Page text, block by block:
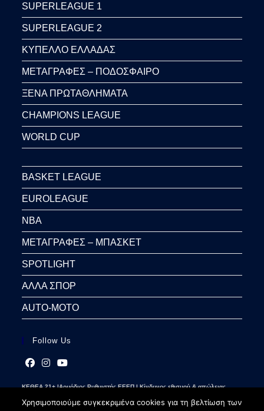
SUPERLEAGUE 1
SUPERLEAGUE 2
ΚΥΠΕΛΛΟ ΕΛΛΑΔΑΣ
ΜΕΤΑΓΡΑΦΕΣ – ΠΟΔΟΣΦΑΙΡΟ
ΞΕΝΑ ΠΡΩΤΑΘΛΗΜΑΤΑ
CHAMPIONS LEAGUE
WORLD CUP
BASKET LEAGUE
EUROLEAGUE
NBA
ΜΕΤΑΓΡΑΦΕΣ – ΜΠΑΣΚΕΤ
SPOTLIGHT
ΑΛΛΑ ΣΠΟΡ
AUTO-MOTO
Follow Us
in
a
in
a
in
a
ΚΕΘΕΑ 21+ |Αρμόδιος Ρυθμιστής ΕΕΕΠ | Κίνδυνος εθισμού & απώλειας
Χρησιμοποιούμε συγκεκριμένα cookies για τη βελτίωση των